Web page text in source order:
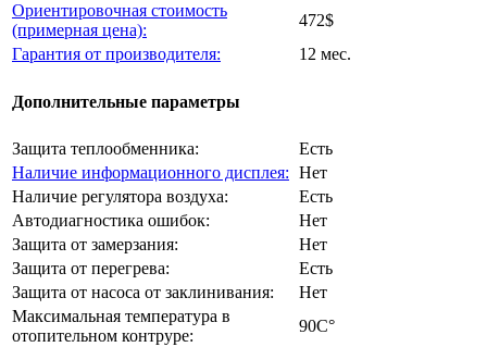
Ориентировочная стоимость
(примерная цена):
472$
Гарантия от производителя:
12 мес.
Дополнительные параметры
Защита теплообменника:
Есть
Наличие информационного дисплея: Нет
Наличие регулятора воздуха:
Есть
Автодиагностика ошибок:
Нет
Защита от замерзания:
Нет
Защита от перегрева:
Есть
Защита от насоса от заклинивания:
Нет
Максимальная температура в
отопительном контруре:
90C°